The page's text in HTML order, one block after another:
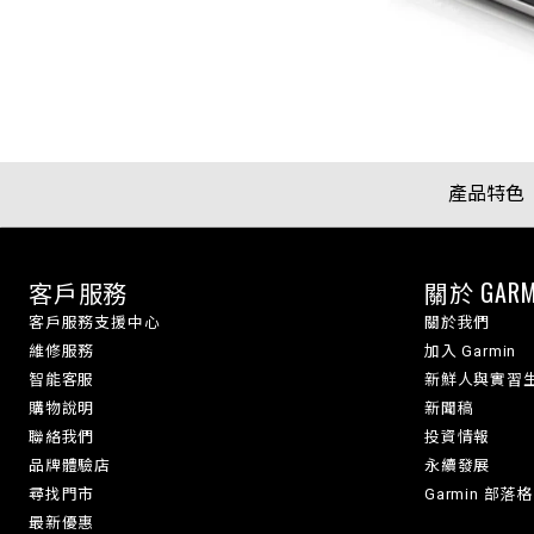
產品特色
客戶服務
客戶服務支援中心
維修服務
智能客服
購物說明
聯絡我們
品牌體驗店
尋找門市
最新優惠
關於
關於我們
加入 Garmin
新鮮人與實習
新聞稿
投資情報
永續發展
Garmin 部落格